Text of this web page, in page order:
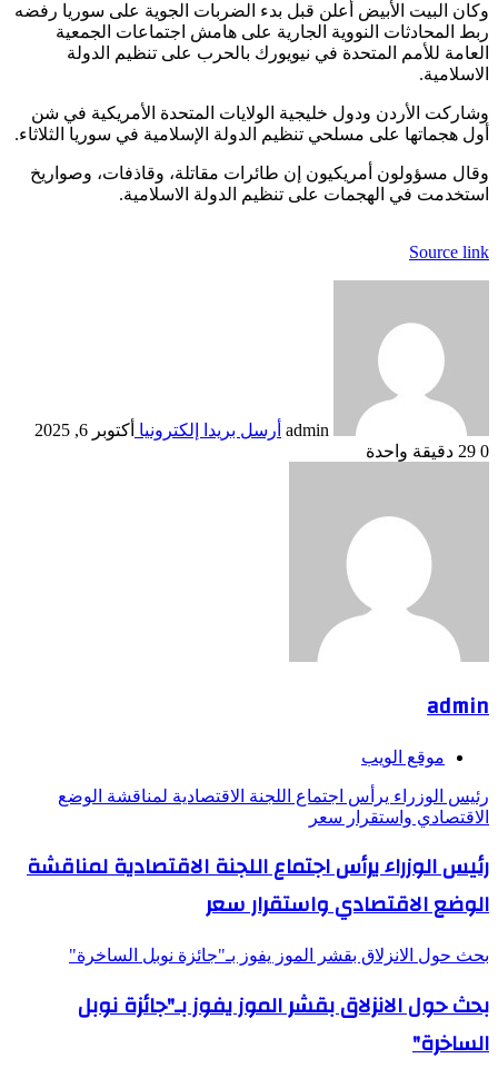
وكان البيت الأبيض أعلن قبل بدء الضربات الجوية على سوريا رفضه
ربط المحادثات النووية الجارية على هامش اجتماعات الجمعية
العامة للأمم المتحدة في نيويورك بالحرب على تنظيم الدولة
الاسلامية.
وشاركت الأردن ودول خليجية الولايات المتحدة الأمريكية في شن
أول هجماتها على مسلحي تنظيم الدولة الإسلامية في سوريا الثلاثاء.
وقال مسؤولون أمريكيون إن طائرات مقاتلة، وقاذفات، وصواريخ
استخدمت في الهجمات على تنظيم الدولة الاسلامية.
Source link
admin أرسل بريدا إلكترونيا أكتوبر 6, 2025
0
دقيقة واحدة
admin
موقع الويب
رئيس الوزراء يرأس اجتماع اللجنة الاقتصادية لمناقشة الوضع
الاقتصادي واستقرار سعر
رئيس الوزراء يرأس اجتماع اللجنة الاقتصادية لمناقشة
الوضع الاقتصادي واستقرار سعر
بحث حول الانزلاق بقشر الموز يفوز بـ"جائزة نوبل الساخرة"
بحث حول الانزلاق بقشر الموز يفوز بـ"جائزة نوبل
الساخرة"